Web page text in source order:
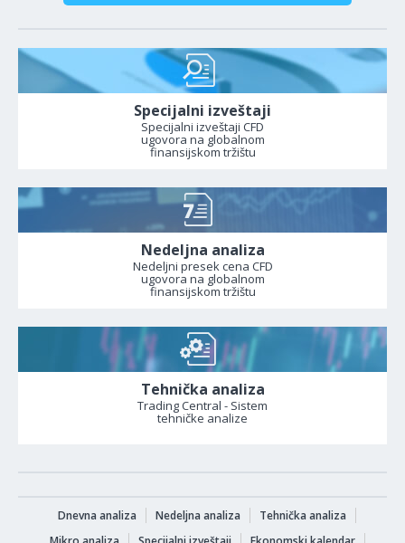
Specijalni izveštaji
Specijalni izveštaji CFD
ugovora na globalnom
finansijskom tržištu
Nedeljna analiza
Nedeljni presek cena CFD
ugovora na globalnom
finansijskom tržištu
Tehnička analiza
Trading Central - Sistem
tehničke analize
Dnevna analiza Nedeljna analiza
Tehnička analiza